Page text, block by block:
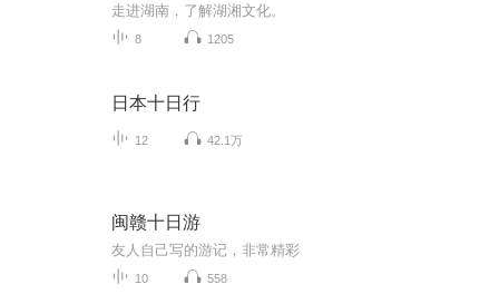
走进湖南，了解湖湘文化。
8 1205
日本十日行
12 42.1万
闽赣十日游
友人自己写的游记，非常精彩
10 558